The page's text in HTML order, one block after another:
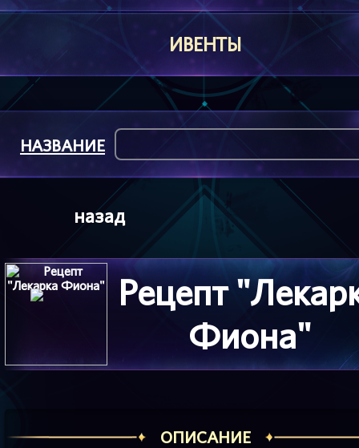
ИВЕНТЫ
назад
НАЗВАНИЕ
Рецепт
Фиона"
ОПИСАНИЕ